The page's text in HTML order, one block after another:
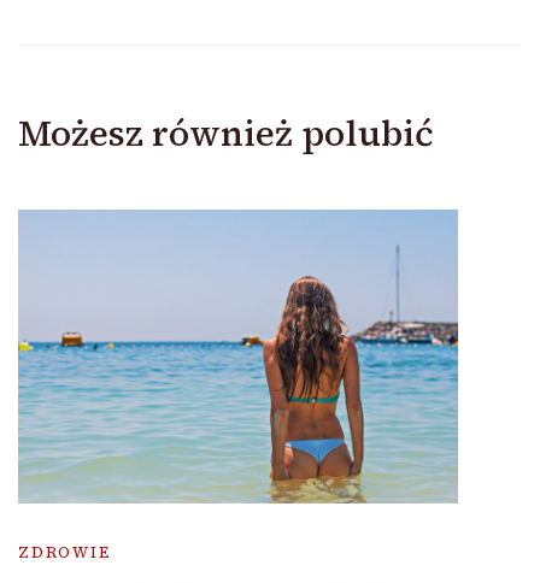
Możesz również polubić
ZDROWIE